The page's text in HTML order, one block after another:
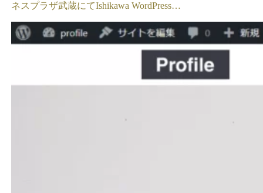
ネスプラザ武蔵にてIshikawa WordPress…